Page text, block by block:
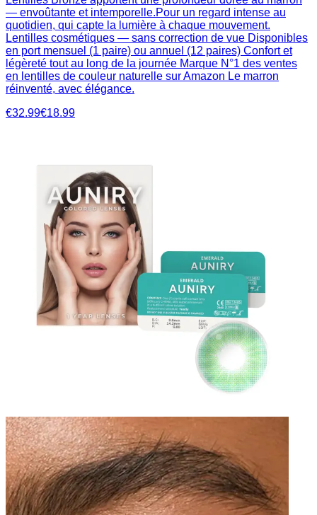
— envoûtante et intemporelle.Pour un regard intense au
quotidien, qui capte la lumière à chaque mouvement.
Lentilles cosmétiques — sans correction de vue Disponibles
en port mensuel (1 paire) ou annuel (12 paires) Confort et
légèreté tout au long de la journée Marque N°1 des ventes
en lentilles de couleur naturelle sur Amazon Le marron
réinventé, avec élégance.
€32.99€18.99